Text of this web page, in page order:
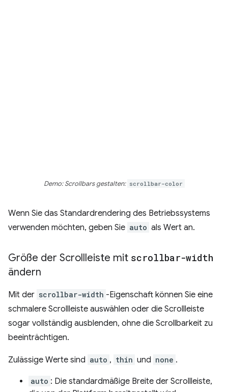
Demo: Scrollbars gestalten: scrollbar-color
Wenn Sie das Standardrendering des Betriebssystems
verwenden möchten, geben Sie auto als Wert an.
Größe der Scrollleiste mit scrollbar-width
ändern
Mit der scrollbar-width -Eigenschaft können Sie eine
schmalere Scrollleiste auswählen oder die Scrollleiste
sogar vollständig ausblenden, ohne die Scrollbarkeit zu
beeinträchtigen.
Zulässige Werte sind auto , thin und none .
auto : Die standardmäßige Breite der Scrollleiste,